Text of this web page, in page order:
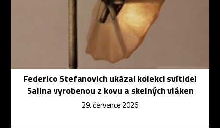
Federico Stefanovich ukázal kolekci svítidel
Salina vyrobenou z kovu a skelných vláken
29. července 2026